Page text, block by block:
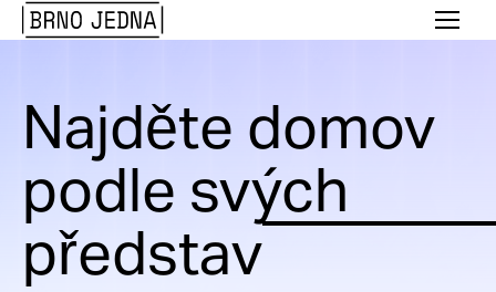
Jedna
Menu
Najděte domov
podle svých
představ